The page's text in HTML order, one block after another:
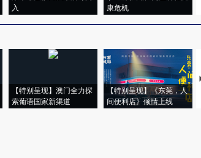
入
康危机
【特别呈现】澳门全力探
索葡语国家新渠道
【特别呈现】《东莞，人
间便利店》倾情上线